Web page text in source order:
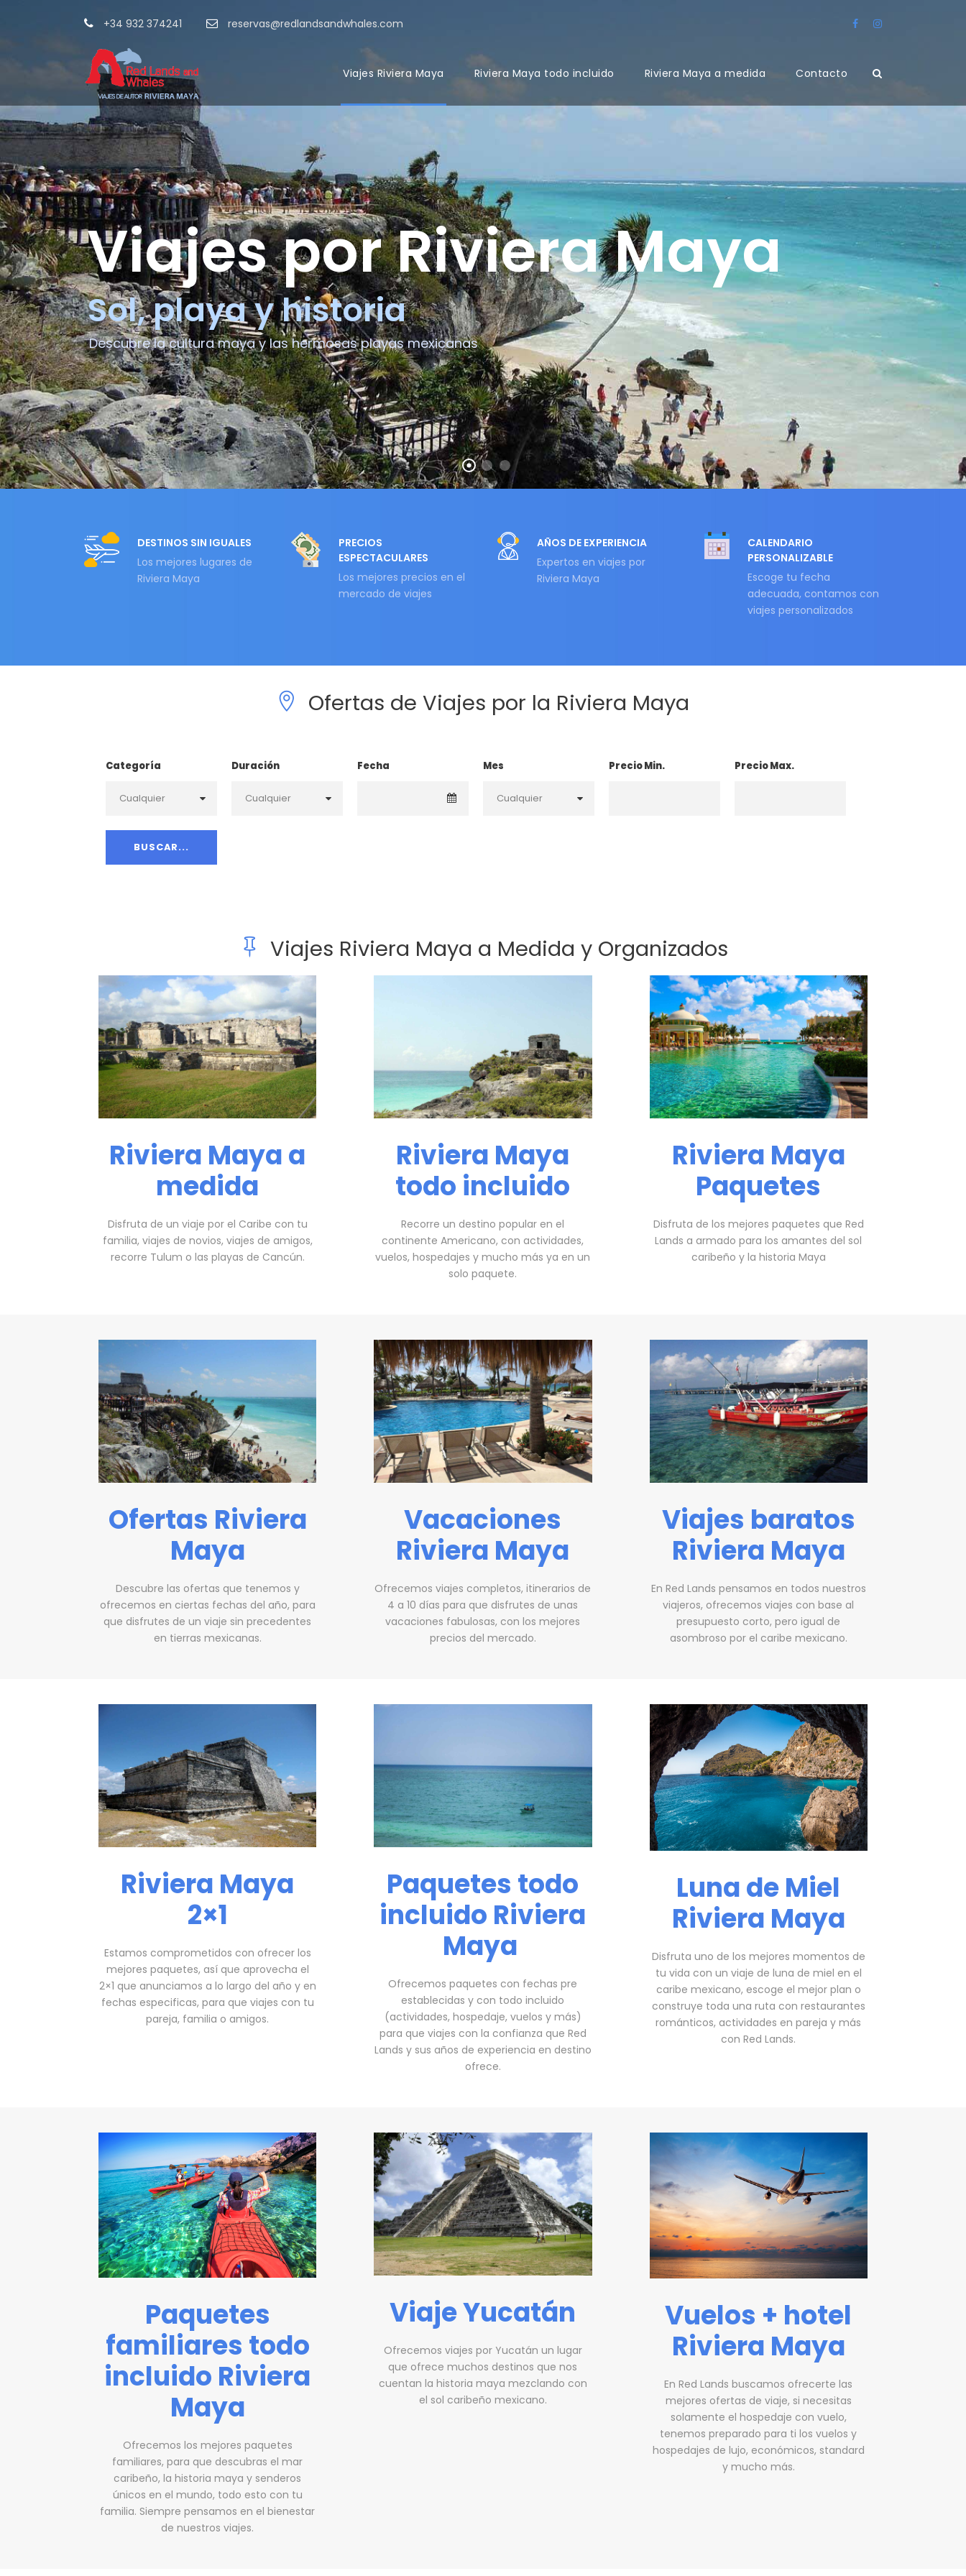
+34 932 374241 reservas@redlandsandwhales.com
Viajes Riviera Maya Riviera Maya todo incluido Riviera Maya a medida Contacto
Viajes por Riviera Maya
Sol, playa y historia
Descubre la cultura maya y las hermosas playas mexicanas
DESTINOS SIN IGUALES
Los mejores lugares de
Riviera Maya
PRECIOS
ESPECTACULARES
Los mejores precios en el
mercado de viajes
AÑOS DE EXPERIENCIA
Expertos en viajes por
Riviera Maya
CALENDARIO
PERSONALIZABLE
Escoge tu fecha
adecuada, contamos con
viajes personalizados
Ofertas de Viajes por la Riviera Maya
Categoría Duración Fecha Mes Precio Min. Precio Max.
Viajes Riviera Maya a Medida y Organizados
Riviera Maya a
medida
Disfruta de un viaje por el Caribe con tu
familia, viajes de novios, viajes de amigos,
recorre Tulum o las playas de Cancún.
Riviera Maya
todo incluido
Recorre un destino popular en el
continente Americano, con actividades,
vuelos, hospedajes y mucho más ya en un
solo paquete.
Riviera Maya
Paquetes
Disfruta de los mejores paquetes que Red
Lands a armado para los amantes del sol
caribeño y la historia Maya
Ofertas Riviera
Maya
Descubre las ofertas que tenemos y
ofrecemos en ciertas fechas del año, para
que disfrutes de un viaje sin precedentes
en tierras mexicanas.
Vacaciones
Riviera Maya
Ofrecemos viajes completos, itinerarios de
4 a 10 días para que disfrutes de unas
vacaciones fabulosas, con los mejores
precios del mercado.
Viajes baratos
Riviera Maya
En Red Lands pensamos en todos nuestros
viajeros, ofrecemos viajes con base al
presupuesto corto, pero igual de
asombroso por el caribe mexicano.
Riviera Maya
2×1
Estamos comprometidos con ofrecer los
mejores paquetes, así que aprovecha el
2×1 que anunciamos a lo largo del año y en
fechas especificas, para que viajes con tu
pareja, familia o amigos.
Paquetes todo
incluido Riviera
Maya
Ofrecemos paquetes con fechas pre
establecidas y con todo incluido
(actividades, hospedaje, vuelos y más)
para que viajes con la confianza que Red
Lands y sus años de experiencia en destino
ofrece.
Luna de Miel
Riviera Maya
Disfruta uno de los mejores momentos de
tu vida con un viaje de luna de miel en el
caribe mexicano, escoge el mejor plan o
construye toda una ruta con restaurantes
románticos, actividades en pareja y más
con Red Lands.
Paquetes
familiares todo
incluido Riviera
Maya
Ofrecemos los mejores paquetes
familiares, para que descubras el mar
caribeño, la historia maya y senderos
únicos en el mundo, todo esto con tu
familia. Siempre pensamos en el bienestar
de nuestros viajes.
Viaje Yucatán
Ofrecemos viajes por Yucatán un lugar
que ofrece muchos destinos que nos
cuentan la historia maya mezclando con
el sol caribeño mexicano.
Vuelos + hotel
Riviera Maya
En Red Lands buscamos ofrecerte las
mejores ofertas de viaje, si necesitas
solamente el hospedaje con vuelo,
tenemos preparado para ti los vuelos y
hospedajes de lujo, económicos, standard
y mucho más.